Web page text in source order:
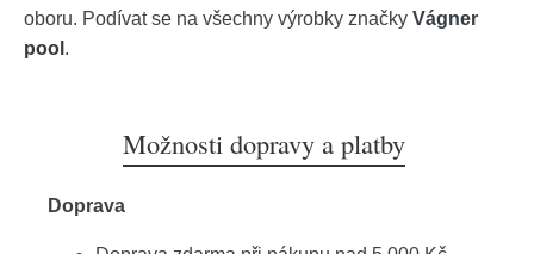
oboru. Podívat se na všechny výrobky značky Vágner
pool .
Možnosti dopravy a platby
Doprava